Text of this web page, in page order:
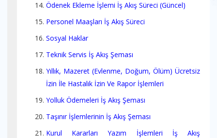
Ödenek Ekleme İşlemi İş Akış Süreci (Güncel)
Personel Maaşları İş Akış Süreci
Sosyal Haklar
Teknik Servis İş Akış Şeması
Yıllık, Mazeret (Evlenme, Doğum, Ölüm) Ücretsiz
İzin İle Hastalık İzin Ve Rapor İşlemleri
Yolluk Ödemeleri İş Akış Şeması
Taşınır İşlemlerinin İş Akış Şeması
Kurul Kararları Yazım İşlemleri İş Akış